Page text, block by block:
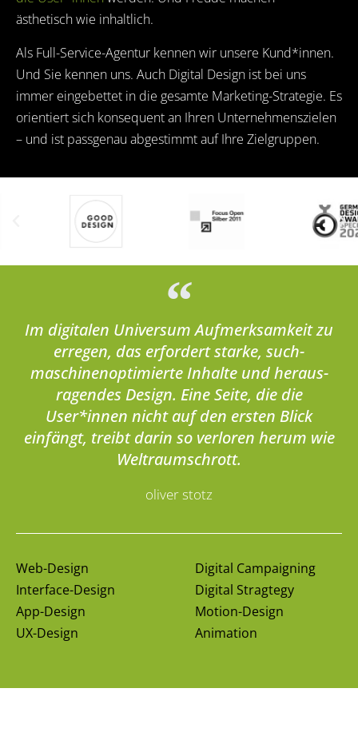
ästhetisch wie inhaltlich.
Als Full-Service-Agentur kennen wir unsere Kund*innen.
Und Sie kennen uns. Auch Digital Design ist bei uns
immer eingebettet in die gesamte Marketing-Strategie. Es
orientiert sich konsequent an Ihren Unternehmenszielen
– und ist passgenau abgestimmt auf Ihre Zielgruppen.
Im digitalen Universum Aufmerk­samkeit zu
erregen, das erfordert starke, such­
maschinen­optimierte Inhalte und heraus­
ragendes Design. Eine Seite, die die
User*innen nicht auf den ersten Blick
einfängt, treibt darin so verloren herum wie
Weltraum­schrott.
oliver stotz
Web-Design
Interface-Design
App-Design
UX-Design
Digital Campaigning
Digital Stragtegy
Motion-Design
Animation